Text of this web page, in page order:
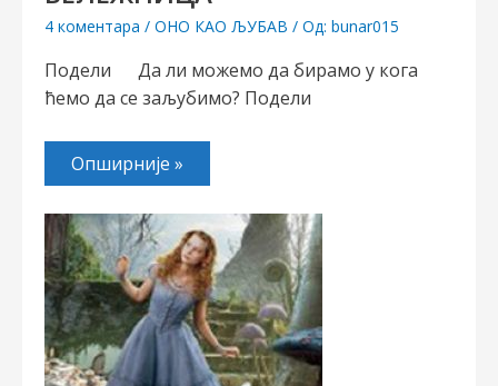
4 коментара / ОНО КАО ЉУБАВ / Од: bunar015
Подели Да ли можемо да бирамо у кога
ћемо да се заљубимо? Подели
Опширније »